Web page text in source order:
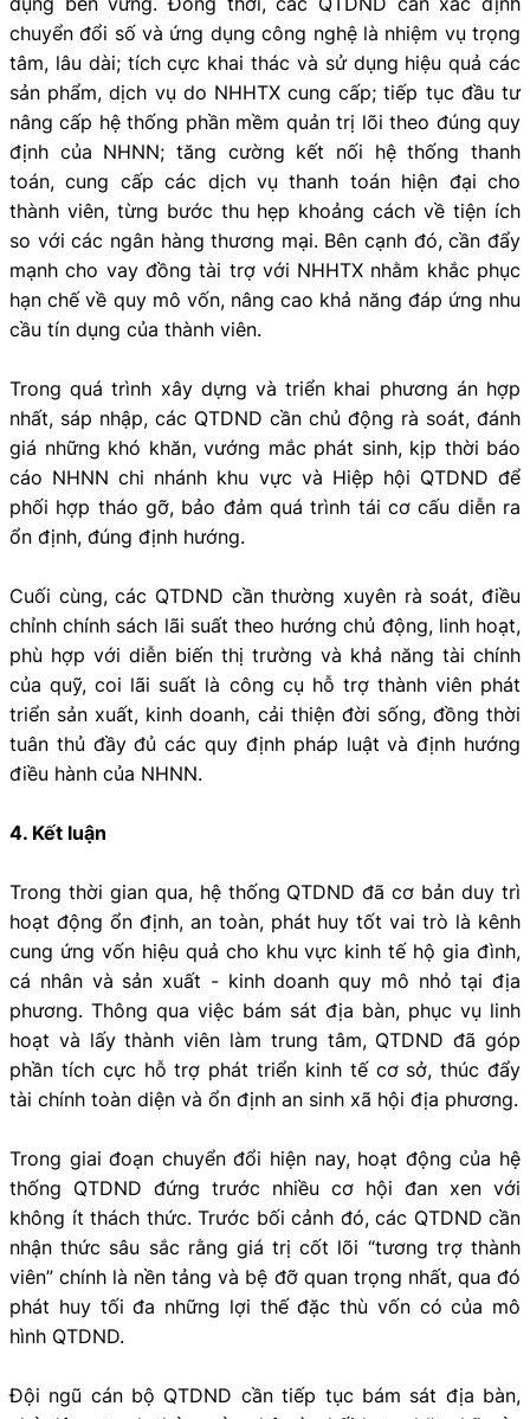
chuyển đổi số và ứng dụng công nghệ là nhiệm vụ trọng
tâm, lâu dài; tích cực khai thác và sử dụng hiệu quả các
sản phẩm, dịch vụ do NHHTX cung cấp; tiếp tục đầu tư
nâng cấp hệ thống phần mềm quản trị lõi theo đúng quy
định của NHNN; tăng cường kết nối hệ thống thanh
toán, cung cấp các dịch vụ thanh toán hiện đại cho
thành viên, từng bước thu hẹp khoảng cách về tiện ích
so với các ngân hàng thương mại. Bên cạnh đó, cần đẩy
mạnh cho vay đồng tài trợ với NHHTX nhằm khắc phục
hạn chế về quy mô vốn, nâng cao khả năng đáp ứng nhu
cầu tín dụng của thành viên.
Trong quá trình xây dựng và triển khai phương án hợp
nhất, sáp nhập, các QTDND cần chủ động rà soát, đánh
giá những khó khăn, vướng mắc phát sinh, kịp thời báo
cáo NHNN chi nhánh khu vực và Hiệp hội QTDND để
phối hợp tháo gỡ, bảo đảm quá trình tái cơ cấu diễn ra
ổn định, đúng định hướng.
Cuối cùng, các QTDND cần thường xuyên rà soát, điều
chỉnh chính sách lãi suất theo hướng chủ động, linh hoạt,
phù hợp với diễn biến thị trường và khả năng tài chính
của quỹ, coi lãi suất là công cụ hỗ trợ thành viên phát
triển sản xuất, kinh doanh, cải thiện đời sống, đồng thời
tuân thủ đầy đủ các quy định pháp luật và định hướng
điều hành của NHNN.
4. Kết luận
Trong thời gian qua, hệ thống QTDND đã cơ bản duy trì
hoạt động ổn định, an toàn, phát huy tốt vai trò là kênh
cung ứng vốn hiệu quả cho khu vực kinh tế hộ gia đình,
cá nhân và sản xuất - kinh doanh quy mô nhỏ tại địa
phương. Thông qua việc bám sát địa bàn, phục vụ linh
hoạt và lấy thành viên làm trung tâm, QTDND đã góp
phần tích cực hỗ trợ phát triển kinh tế cơ sở, thúc đẩy
tài chính toàn diện và ổn định an sinh xã hội địa phương.
Trong giai đoạn chuyển đổi hiện nay, hoạt động của hệ
thống QTDND đứng trước nhiều cơ hội đan xen với
không ít thách thức. Trước bối cảnh đó, các QTDND cần
nhận thức sâu sắc rằng giá trị cốt lõi “tương trợ thành
viên” chính là nền tảng và bệ đỡ quan trọng nhất, qua đó
phát huy tối đa những lợi thế đặc thù vốn có của mô
hình QTDND.
Đội ngũ cán bộ QTDND cần tiếp tục bám sát địa bàn,